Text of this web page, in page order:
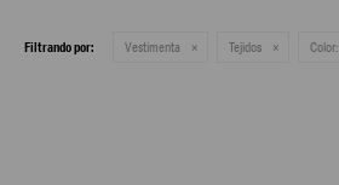
Filtrando por: Vestimenta Tejidos Color: